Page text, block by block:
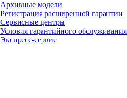
Архивные модели
Регистрация расширенной гарантии
Сервисные центры
Условия гарантийного обслуживания
Экспресс-сервис